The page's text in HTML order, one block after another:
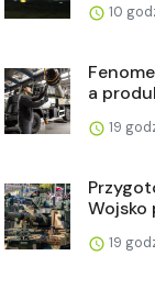
10
a
19
Wojsko
19